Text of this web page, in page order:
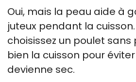
Oui, mais la peau aide à
juteux pendant la cuisson.
choisissez un poulet sans
bien la cuisson pour éviter
devienne sec.